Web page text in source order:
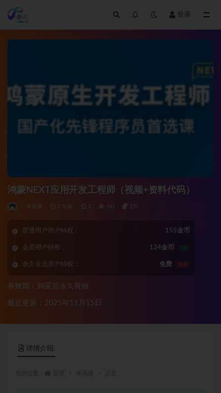
登录
鸿蒙NEXT应用开发工程师（视频+资料代码）
体系课 2 年前 1 241 155
普通用户用户特权： 155金币
会员用户特权： 124金币 8折
永久会员用户特权： 免费 推荐
有效期：购买后永久有效
最近更新：2025年11月15日
详情介绍